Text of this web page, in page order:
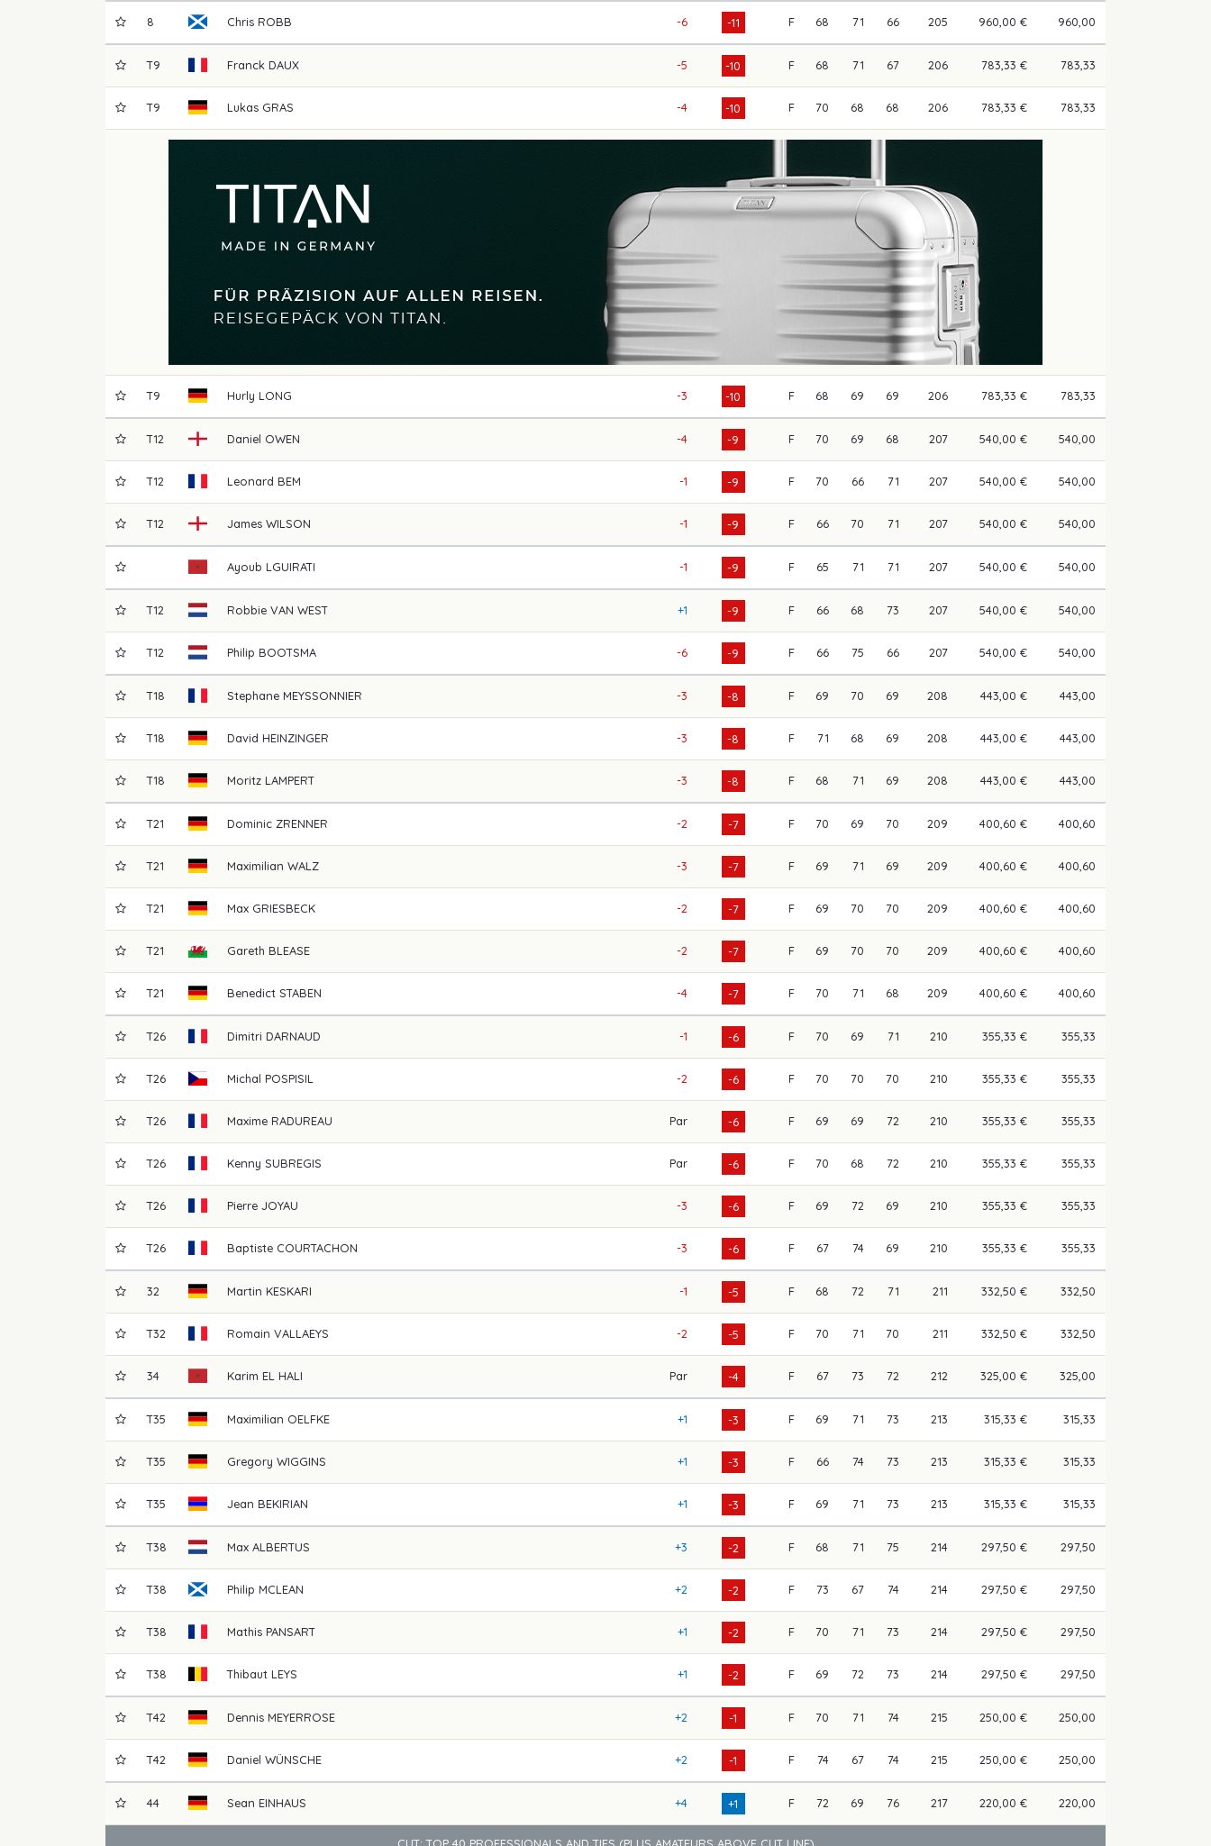
8 Chris ROBB -6 -11 F 68 71 66 205 960,00 € 960,00
T9 Franck DAUX -5 -10 F 68 71 67 206 783,33 € 783,33
T9 Lukas GRAS -4 -10 F 70 68 68 206 783,33 € 783,33
T9 Hurly LONG -3 -10 F 68 69 69 206 783,33 € 783,33
T12 Daniel OWEN -4 -9 F 70 69 68 207 540,00 € 540,00
T12 Leonard BEM -1 -9 F 70 66 71 207 540,00 € 540,00
T12 James WILSON -1 -9 F 66 70 71 207 540,00 € 540,00
Ayoub LGUIRATI -1 -9 F 65 71 71 207 540,00 € 540,00
T12 Robbie VAN WEST +1 -9 F 66 68 73 207 540,00 € 540,00
T12 Philip BOOTSMA -6 -9 F 66 75 66 207 540,00 € 540,00
T18 Stephane MEYSSONNIER -3 -8 F 69 70 69 208 443,00 € 443,00
T18 David HEINZINGER -3 -8 F 71 68 69 208 443,00 € 443,00
T18 Moritz LAMPERT -3 -8 F 68 71 69 208 443,00 € 443,00
T21 Dominic ZRENNER -2 -7 F 70 69 70 209 400,60 € 400,60
T21 Maximilian WALZ -3 -7 F 69 71 69 209 400,60 € 400,60
T21 Max GRIESBECK -2 -7 F 69 70 70 209 400,60 € 400,60
T21 Gareth BLEASE -2 -7 F 69 70 70 209 400,60 € 400,60
T21 Benedict STABEN -4 -7 F 70 71 68 209 400,60 € 400,60
T26 Dimitri DARNAUD -1 -6 F 70 69 71 210 355,33 € 355,33
T26 Michal POSPISIL -2 -6 F 70 70 70 210 355,33 € 355,33
T26 Maxime RADUREAU Par -6 F 69 69 72 210 355,33 € 355,33
T26 Kenny SUBREGIS Par -6 F 70 68 72 210 355,33 € 355,33
T26 PierreJOYAU -3 -6 F 69 72 69 210 355,33 € 355,33
T26 Baptiste COURTACHON -3 -6 F 67 74 69 210 355,33 € 355,33
32 Martin KESKARI -1 -5 F 68 72 71 211 332,50 € 332,50
T32 Romain VALLAEYS -2 -5 F 70 71 70 211 332,50 € 332,50
34 Karim EL HALI Par -4 F 67 73 72 212 325,00 € 325,00
T35 Maximilian OELFKE +1 -3 F 69 71 73 213 315,33 € 315,33
T35 Gregory WIGGINS +1 -3 F 66 74 73 213 315,33 € 315,33
T35 Jean BEKIRIAN +1 -3 F 69 71 73 213 315,33 € 315,33
T38 Max ALBERTUS +3 -2 F 68 71 75 214 297,50 € 297,50
T38 Philip MCLEAN +2 -2 F 73 67 74 214 297,50 € 297,50
T38 Mathis PANSART +1 -2 F 70 71 73 214 297,50 € 297,50
T38 Thibaut LEYS +1 -2 F 69 72 73 214 297,50 € 297,50
T42 Dennis MEYERROSE +2 -1 F 70 71 74 215 250,00 € 250,00
T42 Daniel WÜNSCHE +2 -1 F 74 67 74 215 250,00 € 250,00
44 Sean EINHAUS +4 +1 F 72 69 76 217 220,00 € 220,00